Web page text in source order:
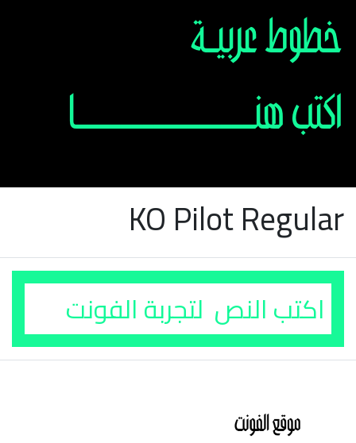
KO Pilot Regular